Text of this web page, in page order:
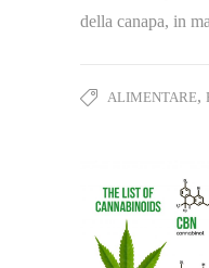
della canapa, in
ALIMENTARE,